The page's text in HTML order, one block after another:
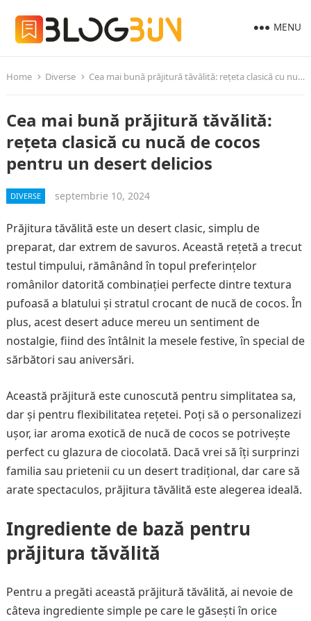
MENU
Home Diverse Cea mai bună prăjitură tăvălită: rețeta clasică cu nucă de cocos pentru un desert delicios
Cea mai bună prăjitură tăvălită:
rețeta clasică cu nucă de cocos
pentru un desert delicios
DIVERSE septembrie 10, 2024
Prăjitura tăvălită este un desert clasic, simplu de
preparat, dar extrem de savuros. Această rețetă a trecut
testul timpului, rămânând în topul preferințelor
românilor datorită combinației perfecte dintre textura
pufoasă a blatului și stratul crocant de nucă de cocos. În
plus, acest desert aduce mereu un sentiment de
nostalgie, fiind des întâlnit la mesele festive, în special de
sărbători sau aniversări.
Această prăjitură este cunoscută pentru simplitatea sa,
dar și pentru flexibilitatea rețetei. Poți să o personalizezi
ușor, iar aroma exotică de nucă de cocos se potrivește
perfect cu glazura de ciocolată. Dacă vrei să îți surprinzi
familia sau prietenii cu un desert tradițional, dar care să
arate spectaculos, prăjitura tăvălită este alegerea ideală.
Ingrediente de bază pentru
prăjitura tăvălită
Pentru a pregăti această prăjitură tăvălită, ai nevoie de
câteva ingrediente simple pe care le găsești în orice